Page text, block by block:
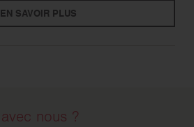
EN SAVOIR PLUS
avec nous ?